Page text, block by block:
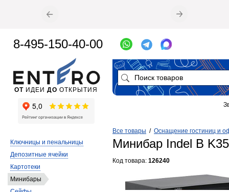
Все товары / Оснащение гостиниц и
Минибар Indel B
Код товара: 126240
Ключницы и пенальницы
Депозитные ячейки
Картотеки
Минибары
ОТ ИДЕИ ДО ОТКРЫТИЯ
8-495-150-40-00